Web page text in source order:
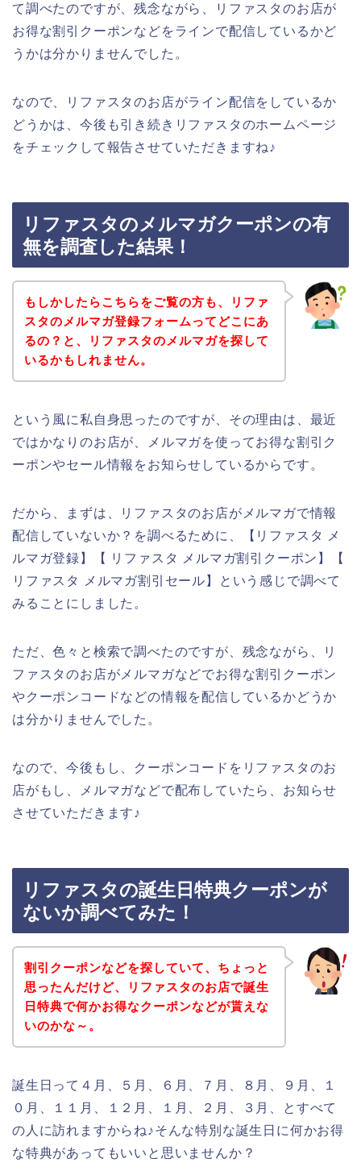
て調べたのですが、残念ながら、リファスタのお店が
お得な割引クーポンなどをラインで配信しているかど
うかは分かりませんでした。
なので、リファスタのお店がライン配信をしているか
どうかは、今後も引き続きリファスタのホームページ
をチェックして報告させていただきますね♪
リファスタのメルマガクーポンの有
無を調査した結果！
もしかしたらこちらをご覧の方も、リファ
スタのメルマガ登録フォームってどこにあ
るの？と、リファスタのメルマガを探して
いるかもしれません。
という風に私自身思ったのですが、その理由は、最近
ではかなりのお店が、メルマガを使ってお得な割引ク
ーポンやセール情報をお知らせしているからです。
だから、まずは、リファスタのお店がメルマガで情報
配信していないか？を調べるために、【リファスタ メ
ルマガ登録】【 リファスタ メルマガ割引クーポン】【
リファスタ メルマガ割引セール】という感じで調べて
みることにしました。
ただ、色々と検索で調べたのですが、残念ながら、リ
ファスタのお店がメルマガなどでお得な割引クーポン
やクーポンコードなどの情報を配信しているかどうか
は分かりませんでした。
なので、今後もし、クーポンコードをリファスタのお
店がもし、メルマガなどで配布していたら、お知らせ
させていただきます♪
リファスタの誕生日特典クーポンが
ないか調べてみた！
割引クーポンなどを探していて、ちょっと
思ったんだけど、リファスタのお店で誕生
日特典で何かお得なクーポンなどが貰えな
いのかな～。
誕生日って４月、５月、６月、７月、８月、９月、１
０月、１１月、１２月、１月、２月、３月、とすべて
の人に訪れますからね♪そんな特別な誕生日に何かお得
な特典があってもいいと思いませんか？